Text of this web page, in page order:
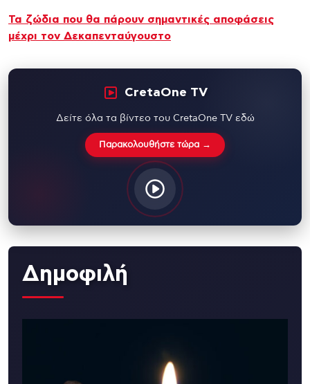
Τα ζώδια που θα πάρουν σημαντικές αποφάσεις
μέχρι τον Δεκαπενταύγουστο
CretaOne TV
Δείτε όλα τα βίντεο του CretaOne TV εδώ
Παρακολουθήστε τώρα →
Δημοφιλή